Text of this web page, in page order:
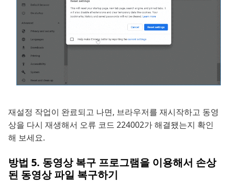
재설정 작업이 완료되고 나면, 브라우저를 재시작하고 동영
상을 다시 재생해서 오류 코드 224002가 해결됐는지 확인
해 보세요.
방법 5. 동영상 복구 프로그램을 이용해서 손상
된 동영상 파일 복구하기